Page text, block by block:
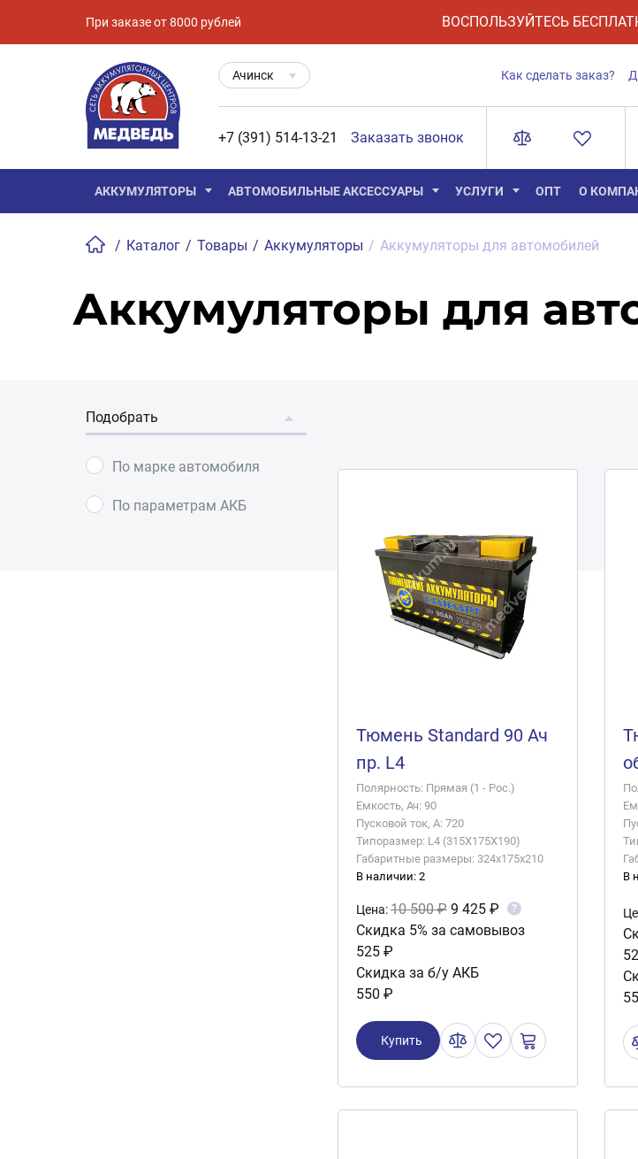
При заказе от 8000 рублей ВОСПОЛЬЗУЙТЕСЬ
Ачинск Как сделать заказ?
+7 (391) 514-13-21 Заказать звонок
АККУМУЛЯТОРЫ АВТОМОБИЛЬНЫЕ АКСЕССУАРЫ УСЛУГИ ОПТ О
/ Каталог / Товары / Аккумуляторы / Аккумуляторы для автомобилей
Аккумуляторы для
Подобрать
По марке автомобиля
По параметрам АКБ
Тюмень Standard 90 Ач
пр. L4
Полярность: Прямая (1 - Рос.)
Емкость, Ач: 90
Пусковой ток, А: 720
Типоразмер: L4 (315X175X190)
Габаритные размеры: 324x175x210
В наличии: 2
Цена:10 500 ₽ 9 425 ₽ ?
Скидка 5% за самовывоз
525 ₽
Скидка за б/у АКБ
550 ₽
Купить
В